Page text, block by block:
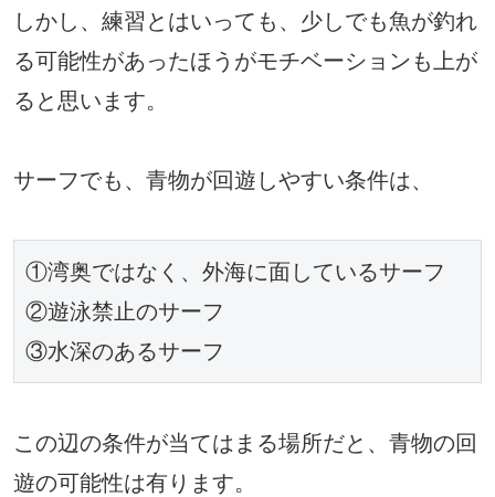
しかし、練習とはいっても、少しでも魚が釣れ
る可能性があったほうがモチベーションも上が
ると思います。
サーフでも、青物が回遊しやすい条件は、
①湾奥ではなく、外海に面しているサーフ
②遊泳禁止のサーフ
③水深のあるサーフ
この辺の条件が当てはまる場所だと、青物の回
遊の可能性は有ります。